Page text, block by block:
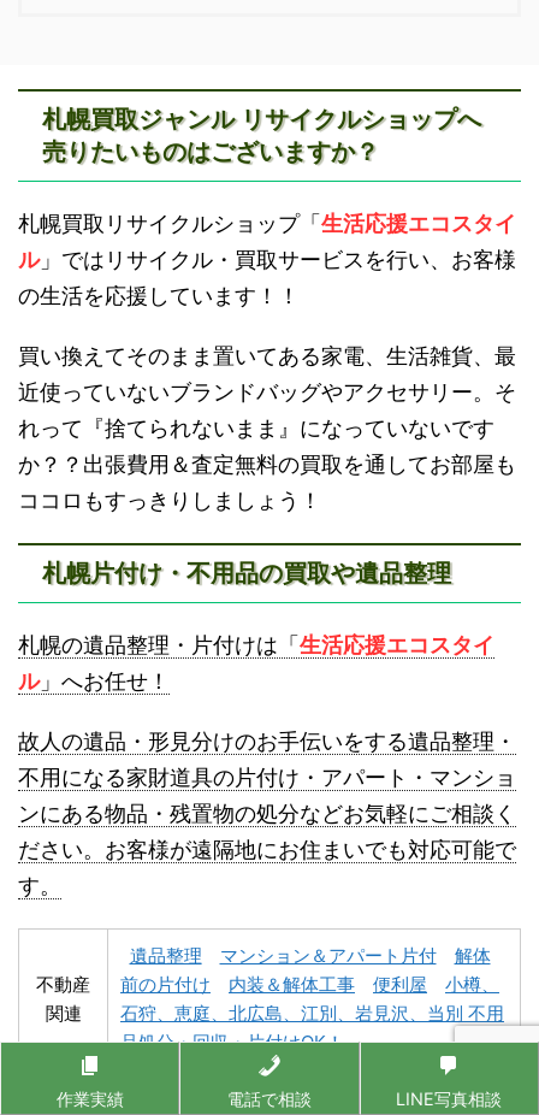
積丹町不用品回収 京極町不用品回収
蘭越町不用品回収 黒松内町不用品回収
砂川不用品回収 帯広・十勝不用品回収
名寄市不用品回収 士別市不用品回収
深川市不用品回収 夕張市不用品回収
札幌買取ジャンル リサイクルショップへ
売りたいものはございますか？
札幌買取リサイクルショップ「生活応援エコスタイ
ル」ではリサイクル・買取サービスを行い、お客様
の生活を応援しています！！
買い換えてそのまま置いてある家電、生活雑貨、最
近使っていないブランドバッグやアクセサリー。そ
れって『捨てられないまま』になっていないです
か？？出張費用＆査定無料の買取を通してお部屋も
ココロもすっきりしましょう！
札幌片付け・不用品の買取や遺品整理
札幌の遺品整理・片付けは「生活応援エコスタイ
ル」へお任せ！
故人の遺品・形見分けのお手伝いをする遺品整理・
不用になる家財道具の片付け・アパート・マンショ
ンにある物品・残置物の処分などお気軽にご相談く
ださい。お客様が遠隔地にお住まいでも対応可能で
す。
不動産
関連
遺品整理 マンション＆アパート片付
解体
前の片付け
内装＆解体工事 便利屋
小樽、
石狩、恵庭、北広島、江別、岩見沢、当別 不用
品処分・回収・片付けOK！
作業実績 電話で相談 LINE写真相談